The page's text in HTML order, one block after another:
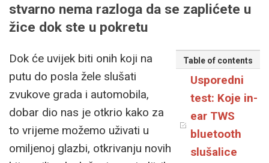
stvarno nema razloga da se zaplićete u
žice dok ste u pokretu
Table of contents
Usporedni
test: Koje in-
ear TWS
bluetooth
slušalice
Dok će uvijek biti onih koji na
putu do posla žele slušati
zvukove grada i automobila,
dobar dio nas je otkrio kako za
to vrijeme možemo uživati u
omiljenoj glazbi, otkrivanju novih